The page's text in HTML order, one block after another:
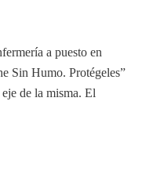
a puesto en
Sin Humo. Protégeles”
de la misma. El